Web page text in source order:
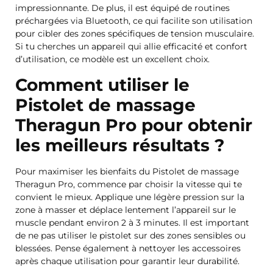
impressionnante. De plus, il est équipé de routines
préchargées via Bluetooth, ce qui facilite son utilisation
pour cibler des zones spécifiques de tension musculaire.
Si tu cherches un appareil qui allie efficacité et confort
d’utilisation, ce modèle est un excellent choix.
Comment utiliser le
Pistolet de massage
Theragun Pro pour obtenir
les meilleurs résultats ?
Pour maximiser les bienfaits du Pistolet de massage
Theragun Pro, commence par choisir la vitesse qui te
convient le mieux. Applique une légère pression sur la
zone à masser et déplace lentement l’appareil sur le
muscle pendant environ 2 à 3 minutes. Il est important
de ne pas utiliser le pistolet sur des zones sensibles ou
blessées. Pense également à nettoyer les accessoires
après chaque utilisation pour garantir leur durabilité.